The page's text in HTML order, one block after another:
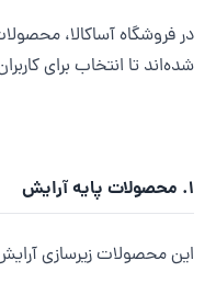
فروشگاه آساکالا،
تا انتخاب برای کاربران
محصولات زیرسازی آرایش